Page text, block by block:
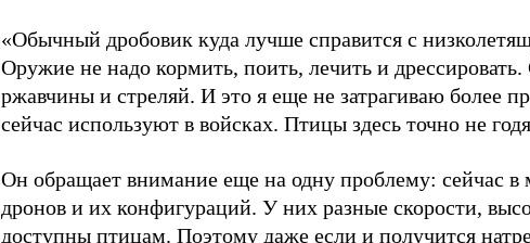
«Обычный дробовик куда лучше справится с
Оружие не надо кормить, поить, лечить и
ржавчины и стреляй. И это я еще не затрагиваю более
сейчас используют в войсках. Птицы здесь точно не
Он обращает внимание еще на одну проблему: сейчас в
дронов и их конфигураций. У них разные скорости,
доступны птицам. Поэтому даже если и получится